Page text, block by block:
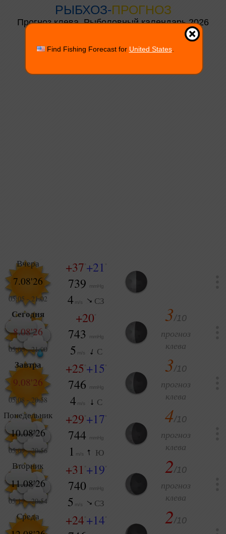
РЫБХОЗ-ПРОГНОЗ
Прогноз клева, Рыболовный календарь 2026
Вчера
7.08'26
05:05 -21:02
+37+21
739 mmHg
4 m/s СЗ
Сегодня
8.08'26
05:06-21:00
+20
743 mmHg
5 m/s С
3/10
прогноз
клева
Завтра
9.08'26
05:08 -20:58
+25 +15
746 mmHg
4 m/s С
3/10
прогноз
клева
Понедельник
10.08'26
05:09-20:56
+29+17
744 mmHg
1 m/s Ю
4/10
прогноз
клева
Вторник
11.08'26
05:11-20:54
+31 +19
740 mmHg
5 m/s СЗ
2/10
прогноз
клева
Среда +24+14 2/10
Find Fishing Forecast for United States.